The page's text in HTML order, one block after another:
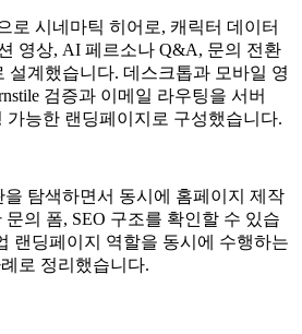
로 시네마틱 히어로, 캐릭터 데이터
영상, AI 페르소나 Q&A, 문의 전환
설계했습니다. 데스크톱과 모바일 영
검증과 이메일 라우팅을 서버
가능한 랜딩페이지로 구성했습니다.
탐색하면서 동시에 홈페이지 제작
의 폼, SEO 구조를 확인할 수 있습
랜딩페이지 역할을 동시에 수행하는
로 정리했습니다.